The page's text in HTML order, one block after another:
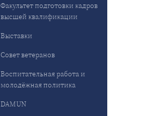
Факультет подготовки кадров
высшей квалификации
Выставки
Совет ветеранов
Воспитательная работа и
молодёжная политика
DAMUN